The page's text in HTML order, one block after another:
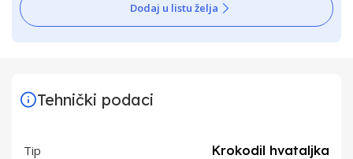
Dodaj u listu želja
Tehnički podaci
Tip Krokodil hvataljka